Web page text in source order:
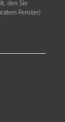
den Sie
Fenster)